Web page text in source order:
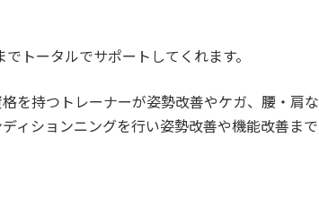
トータルでサポートしてくれます。
を持つトレーナーが姿勢改善やケガ、腰・肩な
ィションニングを行い姿勢改善や機能改善まで